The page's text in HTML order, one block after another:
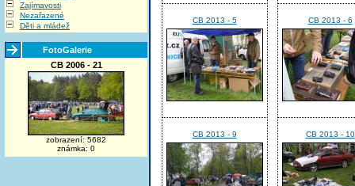
Zajímavosti
Nezařazené
Děti a mládež
FotoGalerie
CB 2006 - 21
zobrazení: 5682
známka: 0
CB 2013 - 5 CB 2013 - 6
CB 2013 - 9 CB 2013 - 10